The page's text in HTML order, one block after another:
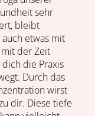
sehr
bleibt
etwas mit
der Zeit
die Praxis
Durch das
wirst
dir. Diese tiefe